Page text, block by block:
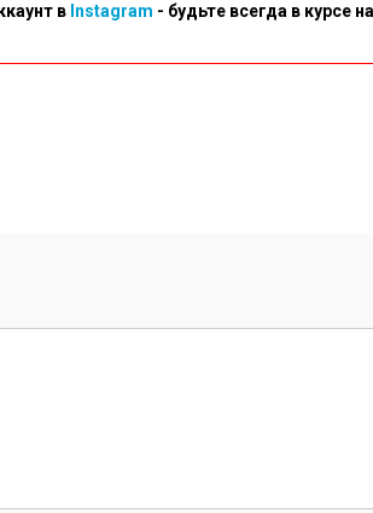
в Instagram - будьте всегда в курсе